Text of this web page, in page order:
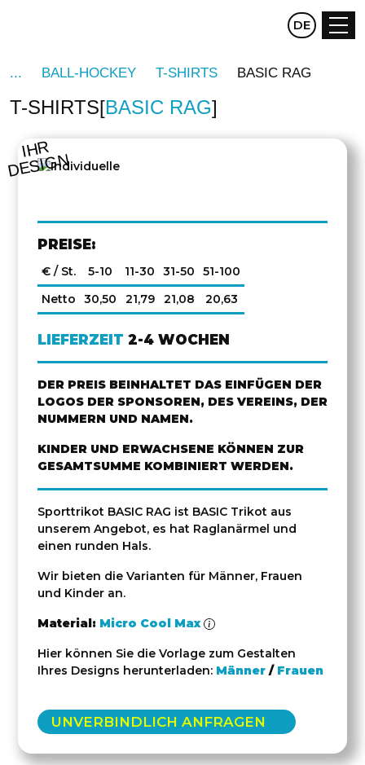
CZ EN
DE
BALL-HOCKEY T-SHIRTS BASIC RAG
T-SHIRTS BASIC RAG
IHR
DESIGN
PREISE:
€ / St. 5-10 11-30 31-50
51-100
Netto
30,50 21,79 21,08 20,63
LIEFERZEIT 2-4 WOCHEN
DER PREIS BEINHALTET DAS EINFÜGEN DER
LOGOS DER SPONSOREN, DES VEREINS, DER
NUMMERN UND NAMEN.
KINDER UND ERWACHSENE KÖNNEN ZUR
GESAMTSUMME KOMBINIERT WERDEN.
Sporttrikot BASIC RAG ist BASIC Trikot aus
unserem Angebot, es hat Raglanärmel und
einen runden Hals.
Wir bieten die Varianten für Männer, Frauen
und Kinder an.
Material: Micro Cool Max
Hier können Sie die Vorlage zum Gestalten
Ihres Designs herunterladen: Männer / Frauen
UNVERBINDLICH ANFRAGEN